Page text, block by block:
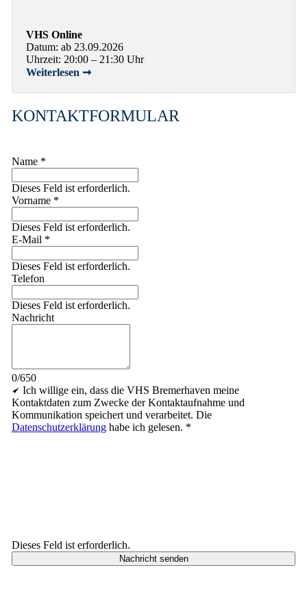
VHS Online
Datum: ab 23.09.2026
Uhrzeit: 20:00 – 21:30 Uhr
Weiterlesen ➞
KONTAKTFORMULAR
Name *
Dieses Feld ist erforderlich.
Vorname *
Dieses Feld ist erforderlich.
E-Mail *
Dieses Feld ist erforderlich.
Telefon
Dieses Feld ist erforderlich.
Nachricht
0/650
Ich willige ein, dass die VHS Bremerhaven meine
Kontaktdaten zum Zwecke der Kontaktaufnahme und
Kommunikation speichert und verarbeitet. Die
Datenschutzerklärunghabe ich gelesen. *
Dieses Feld ist erforderlich.
Nachricht senden